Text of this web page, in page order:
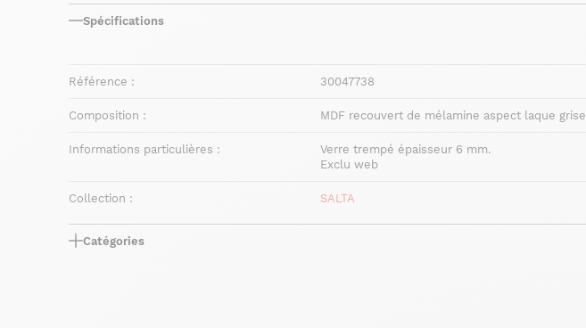
Spécifications
Référence : 30047738
Composition : MDF recouvert de mélamine aspect laque grise
Informations particulières :
Verre trempé épaisseur 6 mm.
Exclu web
Collection : SALTA
Catégories